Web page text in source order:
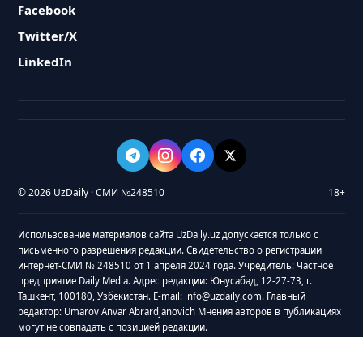
Facebook
Twitter/X
LinkedIn
© 2026 UzDaily · СМИ №248510 18+
Использование материалов сайта UzDaily.uz допускается только с
письменного разрешения редакции. Свидетельство о регистрации
интернет-СМИ № 248510 от 1 апреля 2024 года. Учредитель: Частное
предприятие Daily Media. Адрес редакции: Юнусабад, 12-27-73, г.
Ташкент, 100180, Узбекистан. E-mail: info@uzdaily.com. Главный
редактор: Umarov Anvar Abrardjanovich Мнения авторов в публикациях
могут не совпадать с позицией редакции.